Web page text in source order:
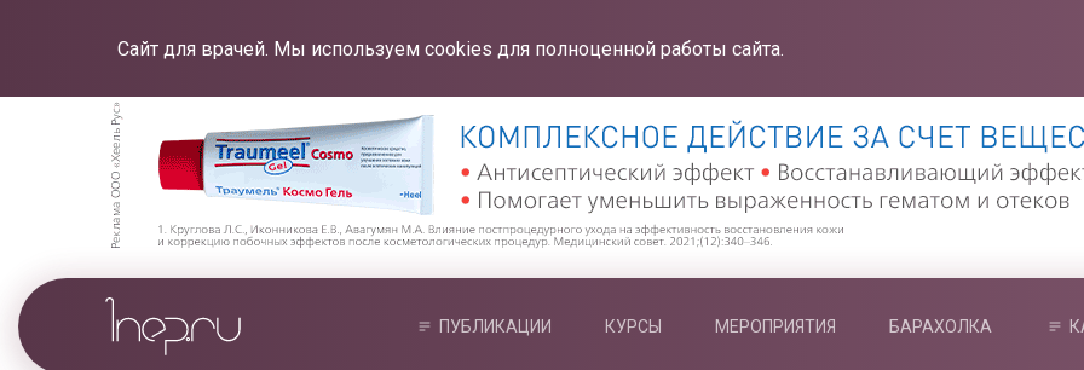
Сайт для врачей. Мы используем cookies для полноценной работы сайта.
ПУБЛИКАЦИИ КУРСЫ МЕРОПРИЯТИЯ БАРАХОЛКА